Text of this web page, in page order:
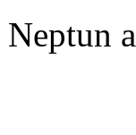
Neptun